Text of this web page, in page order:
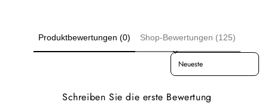
Produktbewertungen (0) Shop-Bewertungen (125)
Sort reviews by
Schreiben Sie die erste Bewertung